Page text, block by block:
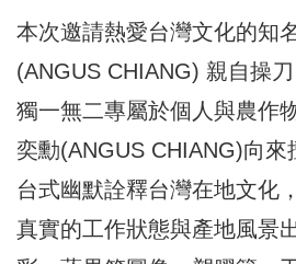
本次邀請熱愛台灣文化的知
(ANGUS CHIANG) 親自操
獨一無二專屬於個人與農作
奕勳(ANGUS CHIANG)向
台式幽默詮釋台灣在地文化
真實的工作狀態與產地風景